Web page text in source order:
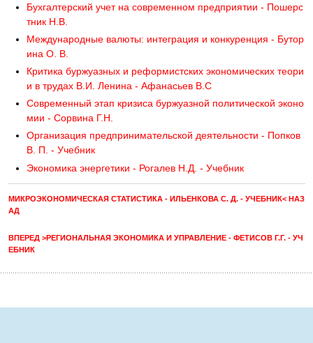
Бухгалтерский учет на современном предприятии - Пошерс
тник Н.В.
Международные валюты: интеграция и конкуренция - Бутор
ина О. В.
Критика буржуазных и реформистских экономических теори
и в трудах В.И. Ленина - Афанасьев В.С
Современный этап кризиса буржуазной политической эконо
мии - Сорвина Г.Н.
Организация предпринимательской деятельности - Попков
В. П. - Учебник
Экономика энергетики - Рогалев Н.Д. - Учебник
МИКРОЭКОНОМИЧЕСКАЯ СТАТИСТИКА - ИЛЬЕНКОВА С. Д. - УЧЕБНИК< НАЗ
АД
ВПЕРЕД >РЕГИОНАЛЬНАЯ ЭКОНОМИКА И УПРАВЛЕНИЕ - ФЕТИСОВ Г.Г. - УЧ
ЕБНИК